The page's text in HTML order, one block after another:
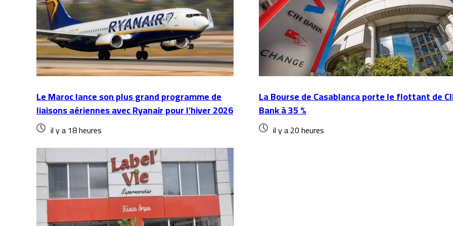
Le Maroc lance son plus grand programme de
liaisons aériennes avec Ryanair pour l’hiver 2026
il y a 18 heures
La Bourse de Casablanca porte le flottant de
Bank à 35 %
il y a 20 heures